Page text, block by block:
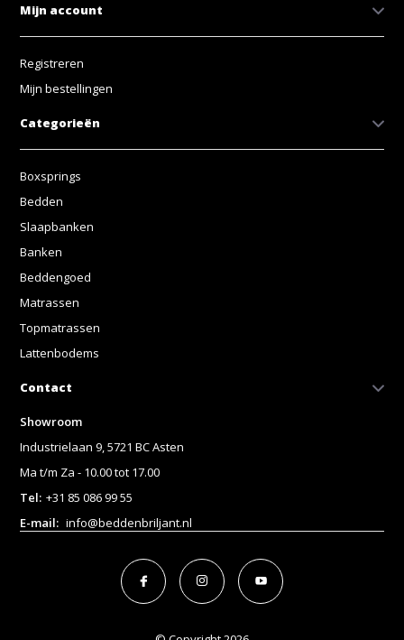
Mijn account
Registreren
Mijn bestellingen
Categorieën
Boxsprings
Bedden
Slaapbanken
Banken
Beddengoed
Matrassen
Topmatrassen
Lattenbodems
Contact
Showroom
Industrielaan 9, 5721 BC Asten
Ma t/m Za - 10.00 tot 17.00
Tel: +31 85 086 99 55
E-mail: info@beddenbriljant.nl